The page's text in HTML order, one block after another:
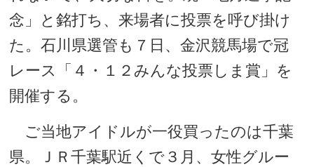
念」と銘打ち、来場者に投票を呼び掛け
た。石川県選管も７日、金沢競馬場で冠
レース「４・１２みんな投票しま賞」を
開催する。
ご当地アイドルが一役買ったのは千葉
県。ＪＲ千葉駅近くで３月、女性グルー